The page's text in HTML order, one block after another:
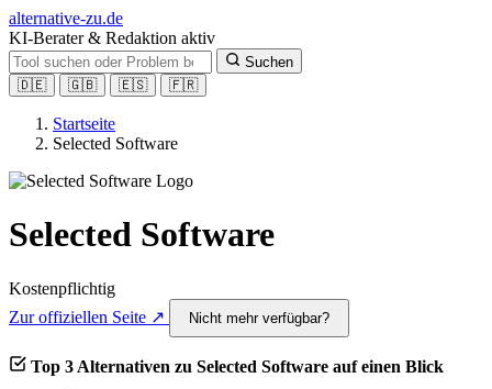
alternative-zu.de
KI-Berater & Redaktion aktiv
Suchen
🇩🇪
🇬🇧 🇪🇸 🇫🇷
Startseite
Selected Software
Selected Software
Kostenpflichtig
Zur offiziellen Seite ↗
Nicht mehr verfügbar?
Top 3 Alternativen zu Selected Software auf einen Blick